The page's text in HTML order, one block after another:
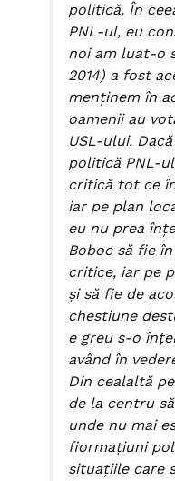
politică. În
PNL-ul, eu
noi am luat-o
2014) a fost
menţinem în
oamenii au
USL-ului.
politică PNL-
critică tot ce
iar pe plan
eu nu prea
Boboc să fie
critice, iar pe
şi să fie de
chestiune
e greu s-o
având în
Din cealaltă
de la centru
unde nu mai
fiormaţiuni
situaţiile care